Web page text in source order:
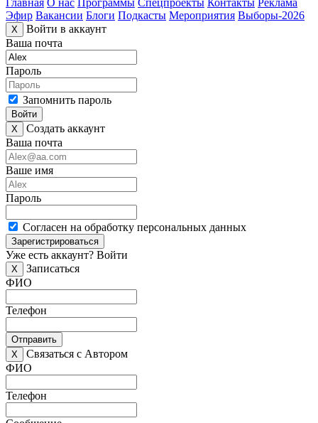
Эфир Вакансии Блоги Подкасты Мероприятия Выборы-2026
X
Войти в аккаунт
Ваша почта
Пароль
Запомнить пароль
Войти
X
Создать аккаунт
Ваша почта
Ваше имя
Пароль
Согласен на обработку персональных данных
Зарегистрироваться
Уже есть аккаунт? Войти
X
Записаться
ФИО
Телефон
Отправить
X
Связаться с Автором
ФИО
Телефон